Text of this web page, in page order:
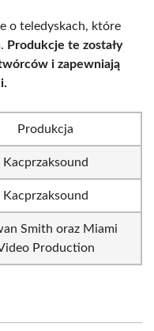
o teledyskach, które
Produkcje te zostały
i zapewniają
Produkcja
Kacprzaksound
Kacprzaksound
Smith oraz Miami
Production